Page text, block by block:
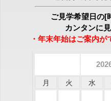
ご見学希望日の[
カンタンに
・年末年始はご案内が
月 火 水